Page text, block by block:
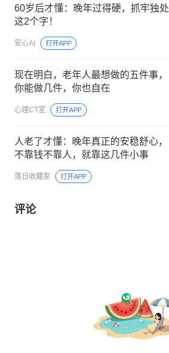
60岁后才懂：晚年过得硬，抓牢独处
这2个字！
安心AI 打开APP
现在明白，老年人最想做的五件事，
你能做几件，你也自在
心理CT室 打开APP
人老了才懂：晚年真正的安稳舒心，
不靠钱不靠人，就靠这几件小事
落日收藏家 打开APP
评论